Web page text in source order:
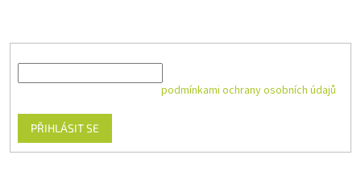
podmínkami ochrany osobních údajů
PŘIHLÁSIT SE